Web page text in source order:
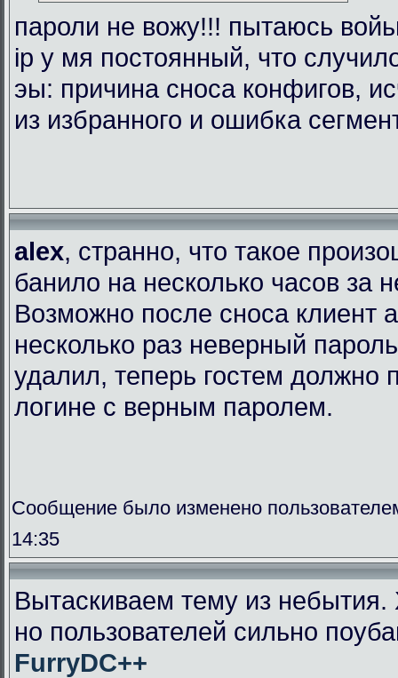
пароли не вожу!!! пытаюсь
ip у мя постоянный, что
эы: причина сноса конфигов,
из избранного и ошибка
alex, странно, что такое
банило на несколько часов за
Возможно после сноса клиент
несколько раз неверный
удалил, теперь гостем должно
логине с верным паролем.
Сообщение было изменено
14:35
Вытаскиваем тему из
но пользователей сильно
FurryDC++